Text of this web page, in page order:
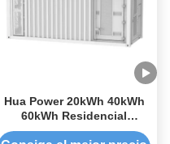
Hua Power 20kWh 40kWh
60kWh Residencial
Comercial e industrial En